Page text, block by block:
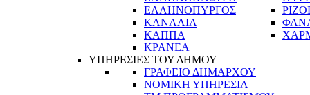
ΕΛΛΗΝΟΠΥΡΓΟΣ
ΚΑΝΑΛΙΑ
ΚΑΠΠΑ
ΚΡΑΝΕΑ
ΥΠΗΡΕΣΙΕΣ ΤΟΥ ΔΗΜΟΥ
ΓΡΑΦΕΙΟ ΔΗΜΑΡΧΟΥ
ΝΟΜΙΚΗ ΥΠΗΡΕΣΙΑ